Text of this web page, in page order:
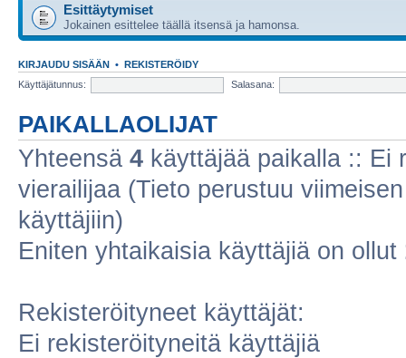
Esittäytymiset
Jokainen esittelee täällä itsensä ja hamonsa.
KIRJAUDU SISÄÄN • REKISTERÖIDY
Käyttäjätunnus:
Salasana:
PAIKALLAOLIJAT
Yhteensä 4 käyttäjää paikalla :: Ei
vierailijaa (Tieto perustuu
käyttäjiin)
Eniten yhtaikaisia käyttäjiä on ollut
Rekisteröityneet käyttäjät:
Ei rekisteröityneitä käyttäjiä